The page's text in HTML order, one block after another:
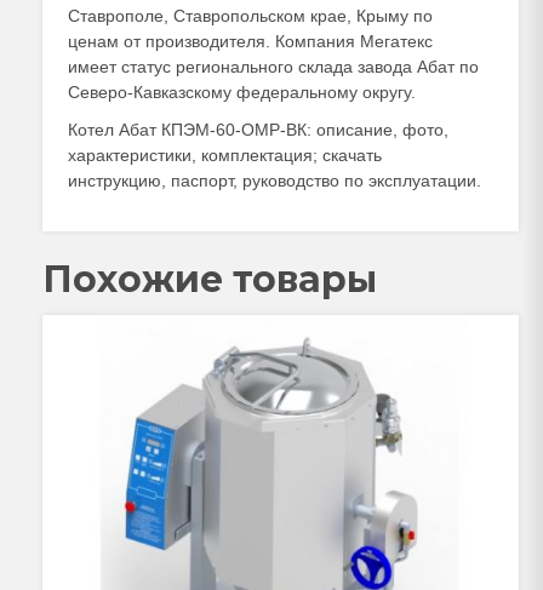
Ставрополе, Ставропольском крае, Крыму по
ценам от производителя. Компания Мегатекс
имеет статус регионального склада завода Абат по
Северо-Кавказскому федеральному округу.
Котел Абат КПЭМ-60-ОМР-ВК: описание, фото,
характеристики, комплектация; скачать
инструкцию, паспорт, руководство по эксплуатации.
Похожие товары